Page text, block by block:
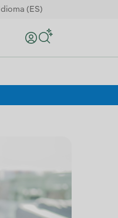
Idioma (ES)
Buscar